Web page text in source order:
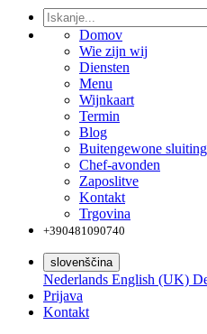
Domov
Wie zijn wij
Diensten
Menu
Wijnkaart
Termin
Blog
Buitengewone
Chef-avonden
Zaposlitve
Kontakt
Trgovina
+390481090740
slovenščina
Nederlands English (UK)
Prijava
Kontakt